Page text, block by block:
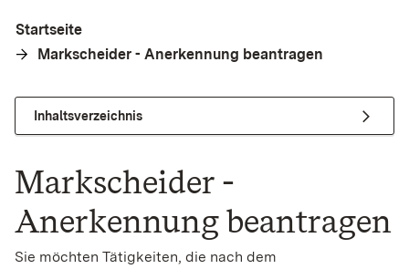
Startseite
Markscheider - Anerkennung beantragen
Inhaltsverzeichnis
Markscheider -
Anerkennung beantragen
Sie möchten Tätigkeiten, die nach dem